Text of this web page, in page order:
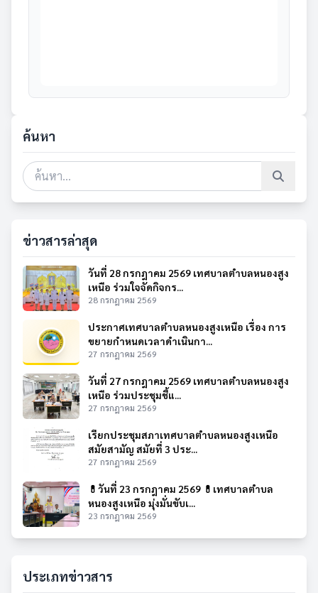
ค้นหา
ข่าวสารล่าสุด
วันที่ 28 กรกฎาคม 2569 เทศบาลตำบลหนองสูง
เหนือ ร่วมใจจัดกิจกร...
28 กรกฎาคม 2569
ประกาศเทศบาลตำบลหนองสูงเหนือ เรื่อง การ
ขยายกำหนดเวลาดำเนินกา...
27 กรกฎาคม 2569
วันที่ 27 กรกฎาคม 2569 เทศบาลตำบลหนองสูง
เหนือ ร่วมประชุมชี้แ...
27 กรกฎาคม 2569
เรียกประชุมสภาเทศบาลตำบลหนองสูงเหนือ
สมัยสามัญ สมัยที่ 3 ประ...
27 กรกฎาคม 2569
💊วันที่ 23 กรกฎาคม 2569 💊เทศบาลตำบล
หนองสูงเหนือ มุ่งมั่นขับเ...
23 กรกฎาคม 2569
ประเภทข่าวสาร